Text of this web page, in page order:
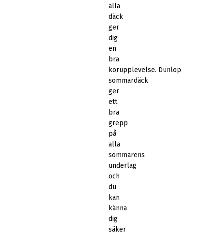
alla
däck
ger
dig
en
bra
körupplevelse. Dunlop
sommardäck
ger
ett
bra
grepp
på
alla
sommarens
underlag
och
du
kan
känna
dig
säker